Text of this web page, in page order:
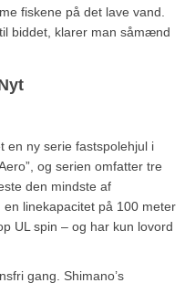
fiskene på det lave vand.
biddet, klarer man såmænd
en ny serie fastspolehjul i
og serien omfatter tre
den mindste af
linekapacitet på 100 meter
UL spin – og har kun lovord
gang. Shimano’s